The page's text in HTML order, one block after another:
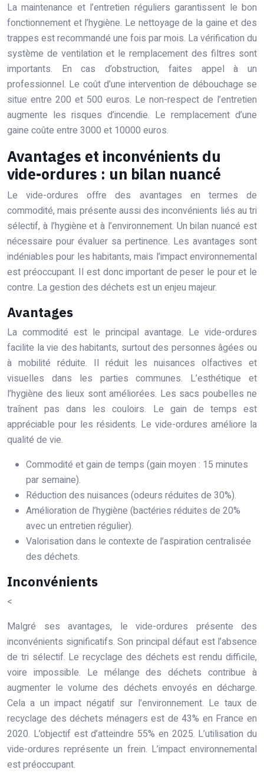
La maintenance et l’entretien réguliers garantissent le bon
fonctionnement et l’hygiène. Le nettoyage de la gaine et des
trappes est recommandé une fois par mois. La vérification du
système de ventilation et le remplacement des filtres sont
importants. En cas d’obstruction, faites appel à un
professionnel. Le coût d’une intervention de débouchage se
situe entre 200 et 500 euros. Le non-respect de l’entretien
augmente les risques d’incendie. Le remplacement d’une
gaine coûte entre 3000 et 10000 euros.
Avantages et inconvénients du
vide-ordures : un bilan nuancé
Le vide-ordures offre des avantages en termes de
commodité, mais présente aussi des inconvénients liés au tri
sélectif, à l’hygiène et à l’environnement. Un bilan nuancé est
nécessaire pour évaluer sa pertinence. Les avantages sont
indéniables pour les habitants, mais l’impact environnemental
est préoccupant. Il est donc important de peser le pour et le
contre. La gestion des déchets est un enjeu majeur.
Avantages
La commodité est le principal avantage. Le vide-ordures
facilite la vie des habitants, surtout des personnes âgées ou
à mobilité réduite. Il réduit les nuisances olfactives et
visuelles dans les parties communes. L’esthétique et
l’hygiène des lieux sont améliorées. Les sacs poubelles ne
traînent pas dans les couloirs. Le gain de temps est
appréciable pour les résidents. Le vide-ordures améliore la
qualité de vie.
Commodité et gain de temps (gain moyen : 15 minutes
par semaine).
Réduction des nuisances (odeurs réduites de 30%).
Amélioration de l’hygiène (bactéries réduites de 20%
avec un entretien régulier).
Valorisation dans le contexte de l’aspiration centralisée
des déchets.
Inconvénients
<
Malgré ses avantages, le vide-ordures présente des
inconvénients significatifs. Son principal défaut est l’absence
de tri sélectif. Le recyclage des déchets est rendu difficile,
voire impossible. Le mélange des déchets contribue à
augmenter le volume des déchets envoyés en décharge.
Cela a un impact négatif sur l’environnement. Le taux de
recyclage des déchets ménagers est de 43% en France en
2020. L’objectif est d’atteindre 55% en 2025. L’utilisation du
vide-ordures représente un frein. L’impact environnemental
est préoccupant.